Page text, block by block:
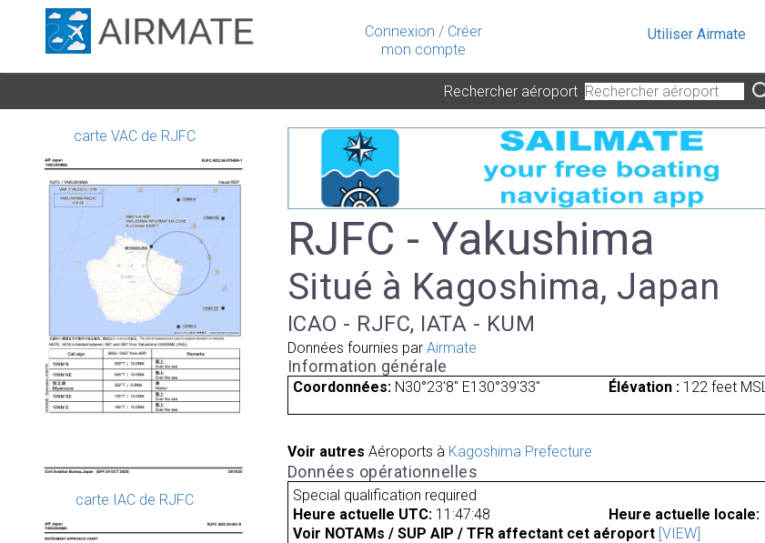
Connexion / Créer
mon compte
Utiliser Airmate
Rechercher aéroport
carte VAC de RJFC
carte IAC de RJFC
RJFC - Yakushima
Situé à Kagoshima, Japan
ICAO - RJFC, IATA - KUM
Données fournies par Airmate
Information générale
Coordonnées: N30°23'8" E130°39'33" Élévation :122 feet MSL.
Voir autres Aéroports à Kagoshima Prefecture
Données opérationnelles
Special qualification required
Heure actuelle UTC: 11:47:48
Heure actuelle locale:
Voir NOTAMs / SUP AIP / TFR affectant cet aéroport [VIEW]